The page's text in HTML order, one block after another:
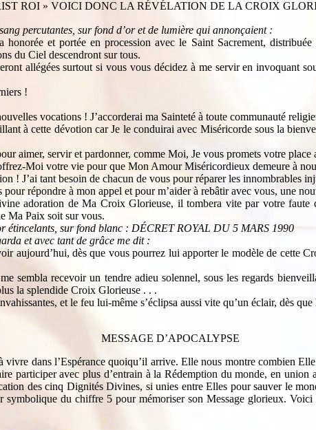
ROI » VOICI DONC LA RÉVÉLATION DE LA CROIX
percutantes, sur fond d’or et de lumière qui annonçaient :
et portée en procession avec le Saint Sacrement,
du Ciel descendront sur tous.
allégées surtout si vous vous décidez à me servir en invoquant
!
vocations ! J’accorderai ma Sainteté à toute communauté
à cette dévotion car Je le conduirai avec Miséricorde sous la
aimer, servir et pardonner, comme Moi, Je vous promets votre place
Moi votre vie pour que Mon Amour Miséricordieux demeure à
! J’ai tant besoin de chacun de vous pour réparer les innombrables
répondre à mon appel et pour m’aider à rebâtir avec vous, une
adoration de Ma Croix Glorieuse, il tombera vite par votre faute
Ma Paix soit sur vous.
étincelants, sur fond blanc : DÉCRET ROYAL DU 5 MARS 1990
et avec tant de grâce me dit :
aujourd’hui, dès que vous pourrez lui apporter le modèle de cette
sembla recevoir un tendre adieu solennel, sous les regards
la splendide Croix Glorieuse . . .
et le feu lui-même s’éclipsa aussi vite qu’un éclair, dès
MESSAGE D’APOCALYPSE
dans l’Espérance quoiqu’il arrive. Elle nous montre combien
participer avec plus d’entrain à la Rédemption du monde, en
des cinq Dignités Divines, si unies entre Elles pour sauver le
du chiffre 5 pour mémoriser son Message glorieux.